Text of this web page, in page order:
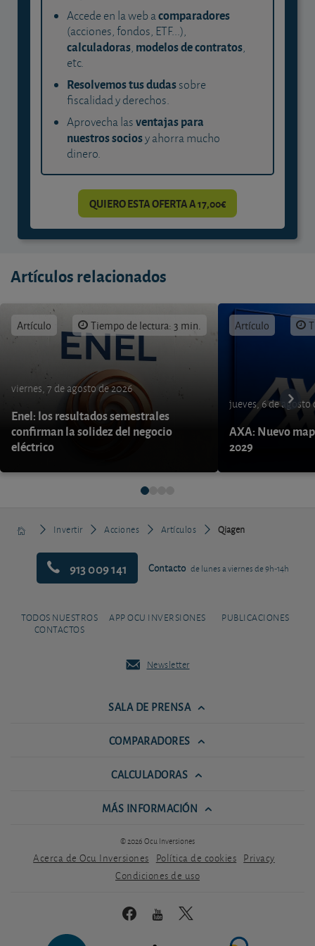
Accede en la web acomparadores
(acciones, fondos, ETF...),
calculadoras, modelos de contratos,
etc.
Resolvemos tus dudassobre
fiscalidad y derechos.
Aprovecha lasventajas para
nuestros sociosy ahorra mucho
dinero.
QUIERO ESTA OFERTA A 17,00€
Artículos relacionados
Artículo Tiempo de lectura: 3 min.
viernes, 7 de agosto de 2026
Enel: los resultados semestrales
confirman la solidez del negocio
eléctrico
Artículo
jueves, 6 de agosto
AXA: Nuevo
2029
Invertir Acciones Artículos Qiagen
913 009 141 Contacto de lunes a viernes de 9h-14h
TODOS NUESTROS
CONTACTOS
APP OCU INVERSIONES PUBLICACIONES
Newsletter
SALA DE PRENSA
COMPARADORES
CALCULADORAS
MÁS INFORMACIÓN
© 2026 Ocu Inversiones
Acerca de Ocu Inversiones Política de cookies Privacy
Condiciones de uso